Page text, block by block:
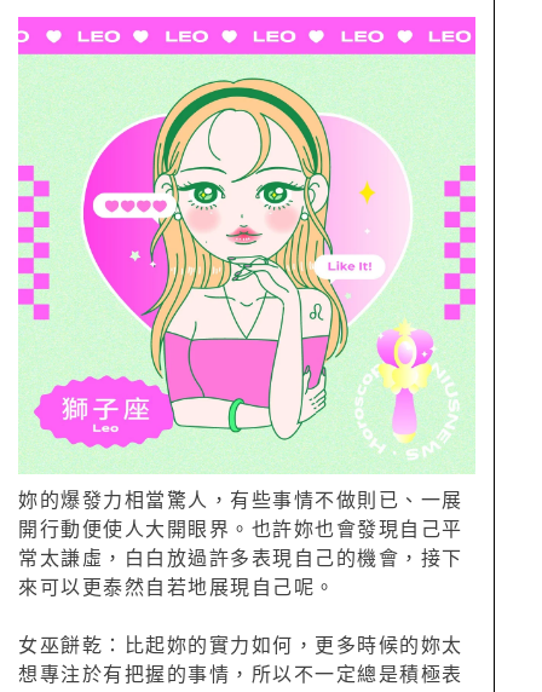
妳的爆發力相當驚人，有些事情不做則已、一展
開行動便使人大開眼界。也許妳也會發現自己平
常太謙虛，白白放過許多表現自己的機會，接下
來可以更泰然自若地展現自己呢。
女巫餅乾：比起妳的實力如何，更多時候的妳太
想專注於有把握的事情，所以不一定總是積極表